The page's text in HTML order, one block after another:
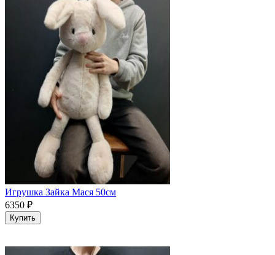
Игрушка Зайка Мася 50см
6350 ₽
Купить